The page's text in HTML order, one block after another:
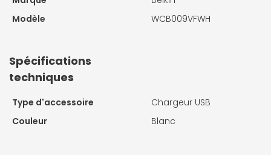
Modèle
WCB009VFWH
Spécifications
techniques
Type d'accessoire
Chargeur USB
Couleur
Blanc